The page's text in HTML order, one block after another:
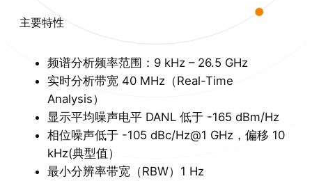
主要特性
频谱分析频率范围：9 kHz – 26.5 GHz
实时分析带宽 40 MHz（Real-Time
Analysis）
显示平均噪声电平 DANL 低于 -165 dBm/Hz
相位噪声低于 -105 dBc/Hz@1 GHz，偏移 10
kHz(典型值）
最小分辨率带宽（RBW）1 Hz